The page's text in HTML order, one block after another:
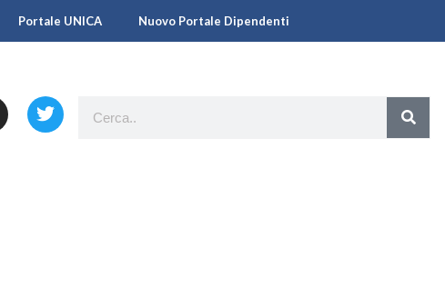
Portale UNICA Nuovo Portale Dipendenti